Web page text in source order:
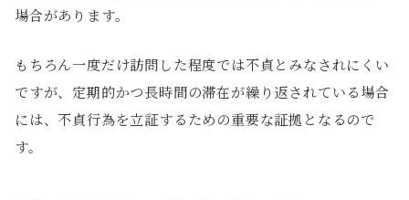
場合があります。
もちろん一度だけ訪問した程度では不貞とみなされにくい
ですが、定期的かつ長時間の滞在が繰り返されている場合
には、不貞行為を立証するための重要な証拠となるので
す。